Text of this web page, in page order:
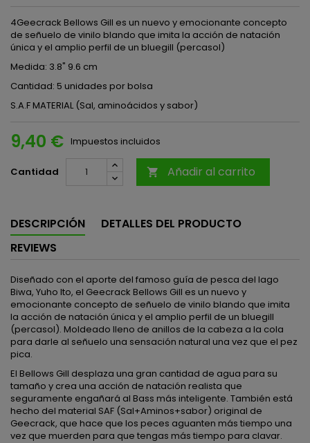
4Geecrack Bellows Gill es un nuevo y emocionante concepto
de señuelo de vinilo blando que imita la acción de natación
única y el amplio perfil de un bluegill (percasol)
Medida: 3.8" 9.6 cm
Cantidad: 5 unidades por bolsa
S.A.F MATERIAL (Sal, aminoácidos y sabor)
9,40 € Impuestos incluidos
Cantidad  Añadir al carrito
DESCRIPCIÓN
DETALLES DEL PRODUCTO
REVIEWS
Diseñado con el aporte del famoso guía de pesca del lago
Biwa, Yuho Ito, el Geecrack Bellows Gill es un nuevo y
emocionante concepto de señuelo de vinilo blando que imita
la acción de natación única y el amplio perfil de un bluegill
(percasol). Moldeado lleno de anillos de la cabeza a la cola
para darle al señuelo una sensación natural una vez que el pez
pica.
El Bellows Gill desplaza una gran cantidad de agua para su
tamaño y crea una acción de natación realista que
seguramente engañará al Bass más inteligente. También está
hecho del material SAF (Sal+Aminos+sabor) original de
Geecrack, que hace que los peces aguanten más tiempo una
vez que muerden para que tengas más tiempo para clavar.